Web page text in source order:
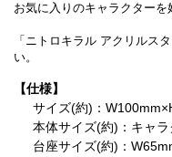
お気に入りのキャラクター
「ニトロキラル アクリルス
い。
【仕様】
サイズ(約)：
本体サイズ(約)：キャラ
台座サイズ(約)：